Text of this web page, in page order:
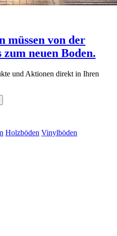
müssen von der
neuen Boden.
und Aktionen direkt in Ihren
Holzböden Vinylböden